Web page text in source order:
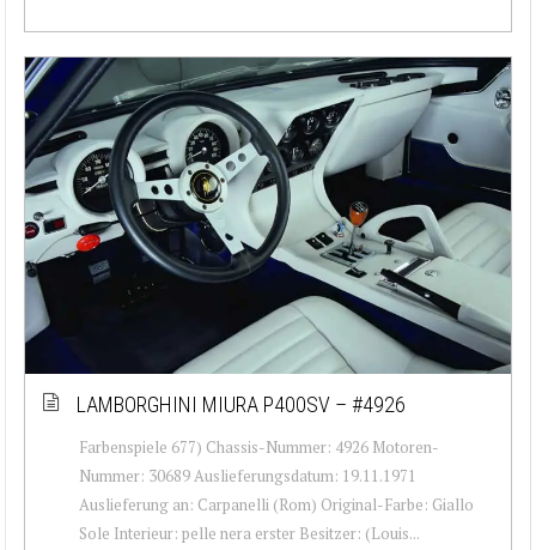
LAMBORGHINI MIURA P400SV – #4926
Farbenspiele 677) Chassis-Nummer: 4926 Motoren-
Nummer: 30689 Auslieferungsdatum: 19.11.1971
Auslieferung an: Carpanelli (Rom) Original-Farbe: Giallo
Sole Interieur: pelle nera erster Besitzer: (Louis...